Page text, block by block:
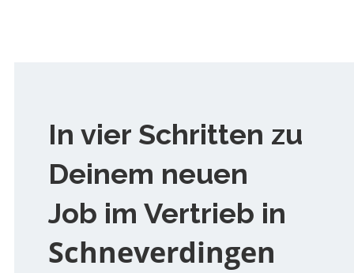
In vier Schritten zu
Deinem neuen
Job im Vertrieb in
Schneverdingen